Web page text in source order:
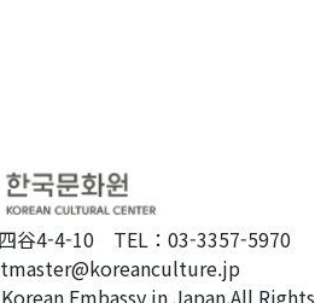
谷4-4-10 TEL：03-3357-5970
Embassy in Japan.All Rights